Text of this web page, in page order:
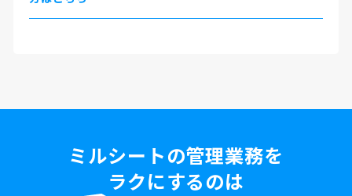
ミルシートの管理業務を
ラクにするのは